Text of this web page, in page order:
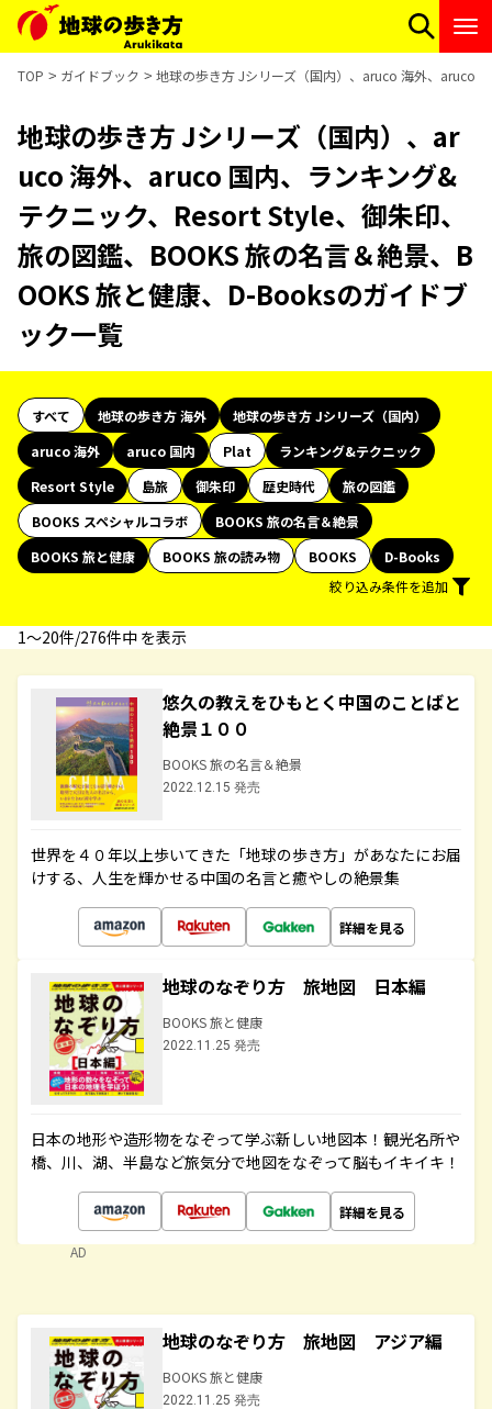
TOP ガイドブック 地球の歩き方 Jシリーズ（国内）、aruco 海外、aruco
地球の歩き方 Jシリーズ（国内）、ar
uco 海外、aruco 国内、ランキング&
テクニック、Resort Style、御朱印、
旅の図鑑、BOOKS 旅の名言＆絶景、B
OOKS 旅と健康、D-Booksのガイドブ
ック一覧
すべて 地球の歩き方 海外
地球の歩き方 Jシリーズ（国内）
aruco 海外
aruco 国内 Plat
ランキング&テクニック
Resort Style
島旅 御朱印 歴史時代
旅の図鑑
BOOKS スペシャルコラボ
BOOKS 旅の名言＆絶景
BOOKS 旅と健康
BOOKS 旅の読み物 BOOKS
D-Books
絞り込み条件を追加
1〜20件/276件中 を表示
悠久の教えをひもとく中国のことばと
絶景１００
BOOKS 旅の名言＆絶景
2022.12.15 発売
世界を４０年以上歩いてきた「地球の歩き方」があなたにお届
けする、人生を輝かせる中国の名言と癒やしの絶景集
詳細を見る
地球のなぞり方 旅地図 日本編
BOOKS 旅と健康
2022.11.25 発売
日本の地形や造形物をなぞって学ぶ新しい地図本！観光名所や
橋、川、湖、半島など旅気分で地図をなぞって脳もイキイキ！
詳細を見る
AD
地球のなぞり方 旅地図 アジア編
BOOKS 旅と健康
2022.11.25 発売